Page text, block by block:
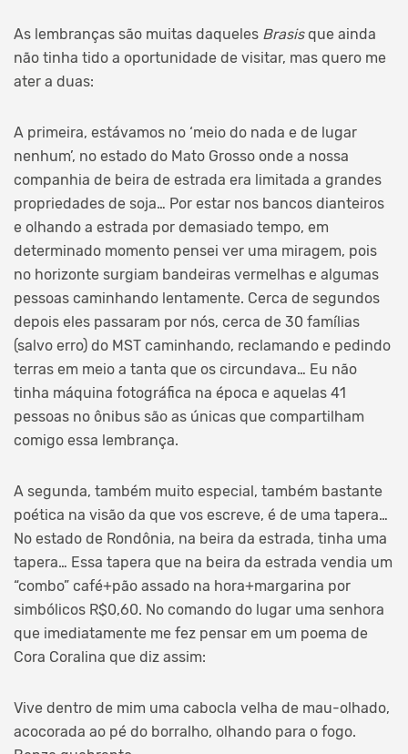
As lembranças são muitas daqueles Brasisque ainda
não tinha tido a oportunidade de visitar, mas quero me
ater a duas:
A primeira, estávamos no ‘meio do nada e de lugar
nenhum’, no estado do Mato Grosso onde a nossa
companhia de beira de estrada era limitada a grandes
propriedades de soja… Por estar nos bancos dianteiros
e olhando a estrada por demasiado tempo, em
determinado momento pensei ver uma miragem, pois
no horizonte surgiam bandeiras vermelhas e algumas
pessoas caminhando lentamente. Cerca de segundos
depois eles passaram por nós, cerca de 30 famílias
(salvo erro) do MST caminhando, reclamando e pedindo
terras em meio a tanta que os circundava… Eu não
tinha máquina fotográfica na época e aquelas 41
pessoas no ônibus são as únicas que compartilham
comigo essa lembrança.
A segunda, também muito especial, também bastante
poética na visão da que vos escreve, é de uma tapera…
No estado de Rondônia, na beira da estrada, tinha uma
tapera… Essa tapera que na beira da estrada vendia um
“combo” café+pão assado na hora+margarina por
simbólicos R$0,60. No comando do lugar uma senhora
que imediatamente me fez pensar em um poema de
Cora Coralina que diz assim:
Vive dentro de mim uma cabocla velha de mau-olhado,
acocorada ao pé do borralho, olhando para o fogo.